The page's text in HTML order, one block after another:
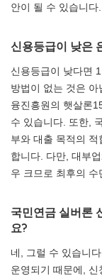
안이 될 수 있습니다.
신용등급이 낮은
신용등급이 낮다면
방법이 없는 것은
융진흥원의 햇살론
수 있습니다. 또한,
부와 대출 목적의
합니다. 다만, 대부
우 크므로 최후의 수
국민연금 실버론
요?
네, 그럴 수 있습니
운영되기 때문에,